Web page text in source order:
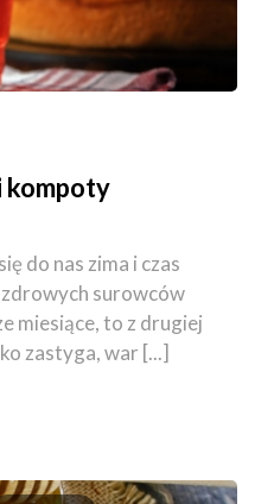
kompoty
do nas zima i czas
surowców
miesiące, to z drugiej
zastyga, war [...]